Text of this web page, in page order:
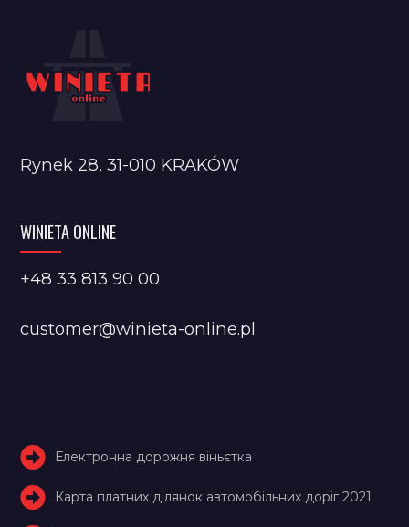
Rynek 28, 31-010 KRAKÓW
WINIETA ONLINE
+48 33 813 90 00
customer@winieta-online.pl
Електронна дорожня віньєтка
Карта платних ділянок автомобільних доріг 2021